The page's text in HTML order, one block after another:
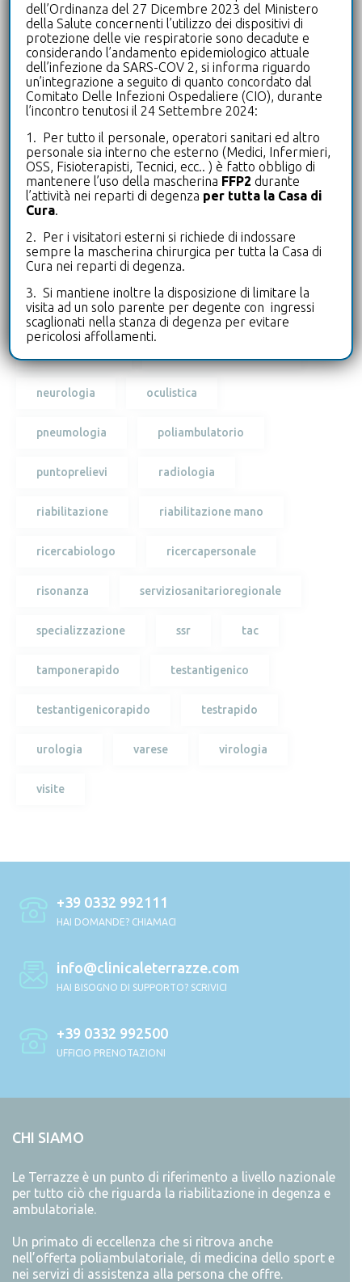
l’impegno nella Workplace Health
Promotion
28 Aprile 2026
Gli Infermieri incontrano i Cittadini in
occasione della Giornata Internazionale
dell’Infermiere
Tags
biologo cardiologia diagnostica
drive-in ecografia
laboratorioanalisi leterrazze
neurologia oculistica
pneumologia poliambulatorio
puntoprelievi radiologia
riabilitazione riabilitazione mano
ricercabiologo ricercapersonale
risonanza serviziosanitarioregionale
specializzazione ssr tac
tamponerapido testantigenico
testantigenicorapido testrapido
urologia varese virologia
visite
+39 0332 992111
HAI DOMANDE? CHIAMACI
info@clinicaleterrazze.com
HAI BISOGNO DI SUPPORTO? SCRIVICI
+39 0332 992500
UFFICIO PRENOTAZIONI
CHI SIAMO
Le Terrazze è un punto di riferimento a livello nazionale
per tutto ciò che riguarda la riabilitazione in degenza e
ambulatoriale.
Un primato di eccellenza che si ritrova anche
nell’offerta poliambulatoriale, di medicina dello sport e
nei servizi di assistenza alla persona che offre.
dell’Ordinanza del 27 Dicembre 2023 del Ministero
della Salute concernenti l’utilizzo dei dispositivi di
protezione delle vie respiratorie sono decadute e
considerando l’andamento epidemiologico attuale
dell’infezione da SARS-COV 2, si informa riguardo
un’integrazione a seguito di quanto concordato dal
Comitato Delle Infezioni Ospedaliere (CIO), durante
l’incontro tenutosi il 24 Settembre 2024:
1. Per tutto il personale, operatori sanitari ed altro
personale sia interno che esterno (Medici, Infermieri,
OSS, Fisioterapisti, Tecnici, ecc.. ) è fatto obbligo di
mantenere l’uso della mascherina FFP2 durante
l’attività nei reparti di degenza per tutta la Casa di
Cura.
2. Per i visitatori esterni si richiede di indossare
sempre la mascherina chirurgica per tutta la Casa di
Cura nei reparti di degenza.
3. Si mantiene inoltre la disposizione di limitare la
visita ad un solo parente per degente con ingressi
scaglionati nella stanza di degenza per evitare
pericolosi affollamenti.